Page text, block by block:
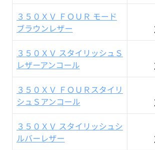
３５０ＸＶ ＦＯＵＲ モード
ブラウンレザー
３５０ＸＶ スタイリッシュＳ
レザーアンコール
３５０ＸＶ ＦＯＵＲスタイリ
シュＳアンコール
３５０ＸＶ スタイリッシュシ
ルバーレザー